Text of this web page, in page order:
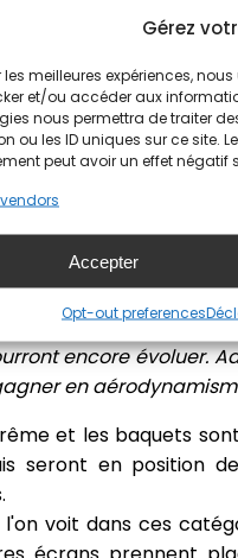
Gérez
les meilleures expériences,
et/ou accéder aux
nous permettra de traiter
ou les ID uniques sur ce site.
peut avoir un effet
Accepter
Opt-out preferences
Valkyrie laisse
l'ingénieur de
l'appui généré au
de route
le poids est
peu adapté au
d'une épaisseur de 70
s'est exprimé.
structure initiale du
encore évoluer.
en
et les baquets
seront en position
voit dans ces